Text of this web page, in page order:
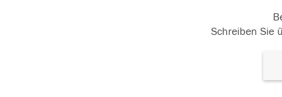
Schreiben Sie